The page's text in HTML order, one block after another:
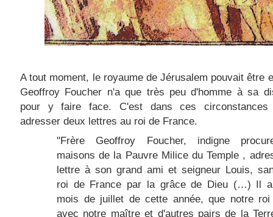
A tout moment, le royaume de Jérusalem pouvait être
Geoffroy Foucher n'a que très peu d'homme à sa
pour y faire face. C'est dans ces
adresser deux lettres au roi de France.
"Frère Geoffroy Foucher, indigne
maisons de la Pauvre Milice du Temple ,
lettre à son grand ami et seigneur Louis,
roi de France par la grâce de Dieu (…) Il
mois de juillet de cette année, que notre roi
avec notre maître et d'autres pairs de la